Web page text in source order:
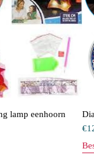
lamp eenhoorn
€